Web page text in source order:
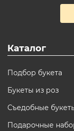
Каталог
Подбор букета
Букеты из роз
Съедобные
Подарочные